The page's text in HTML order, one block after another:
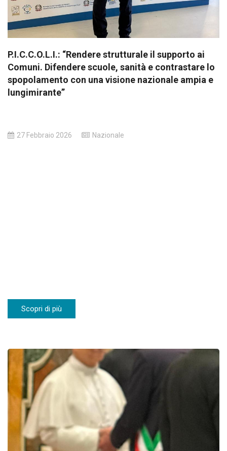
P.I.C.C.O.L.I.: “Rendere strutturale il supporto ai
Comuni. Difendere scuole, sanità e contrastare lo
spopolamento con una visione nazionale ampia e
lungimirante”
27 Febbraio 2026 Nazionale
Scopri di più